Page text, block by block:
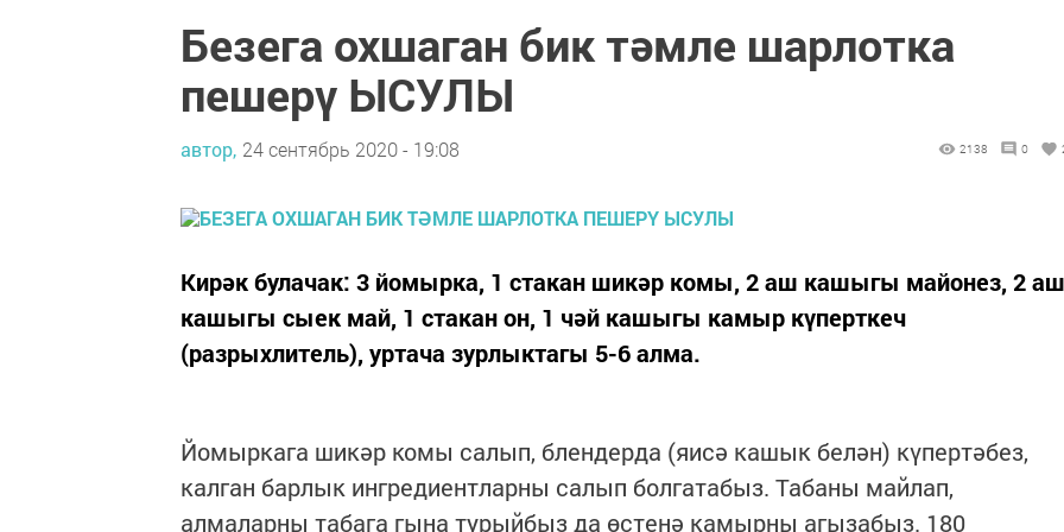
Безега охшаган бик тәмле шарлотка
пешерү ЫСУЛЫ
автор, 24 сентябрь 2020 - 19:08 2138 0
Кирәк булачак: 3 йомырка, 1 стакан шикәр комы, 2 аш кашыгы майонез, 2 аш
кашыгы сыек май, 1 стакан он, 1 чәй кашыгы камыр күперткеч
(разрыхлитель), уртача зурлыктагы 5-6 алма.
Йомыркага шикәр комы салып, блендерда (яисә кашык белән) күпертәбез,
калган барлык ингредиентларны салып болгатабыз. Табаны майлап,
алмаларны табага гына турыйбыз да өстенә камырны агызабыз. 180